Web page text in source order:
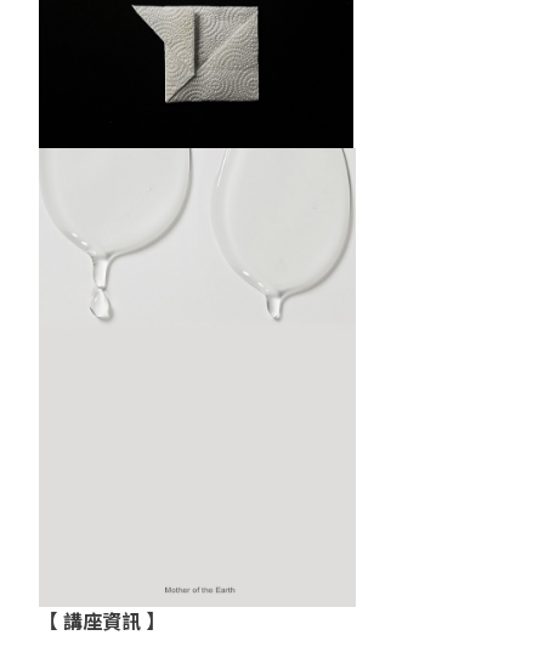
【 講座資訊 】